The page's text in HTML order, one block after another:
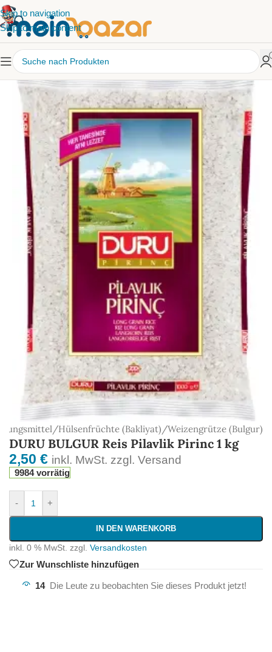
Skip to navigation
Skip to main content
/Hülsenfrüchte (Bakliyat)/Weizengrütze (Bulgur)
DURU BULGUR Reis Pilavlik Pirinc 1 kg
2,50 € inkl. MwSt. zzgl. Versand
9984 vorrätig
- +
IN DEN WARENKORB
inkl. 0 % MwSt. zzgl. Versandkosten
Zur Wunschliste hinzufügen
14 Die Leute zu beobachten Sie dieses Produkt jetzt!